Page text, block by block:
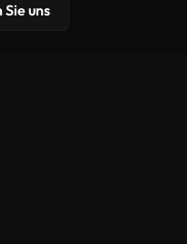
uns